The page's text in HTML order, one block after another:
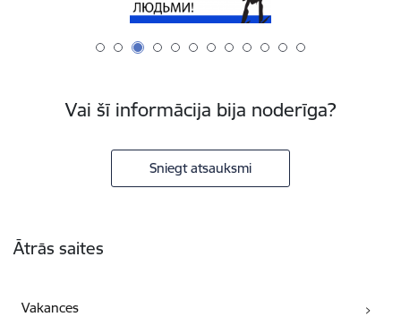
Vai šī informācija bija noderīga?
Sniegt atsauksmi
Ātrās saites
Vakances